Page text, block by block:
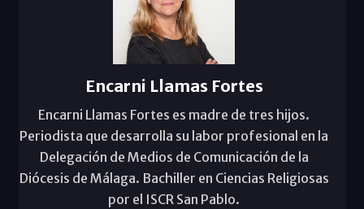
Encarni Llamas Fortes
Encarni Llamas Fortes es madre de tres hijos.
Periodista que desarrolla su labor profesional en la
Delegación de Medios de Comunicación de la
Diócesis de Málaga. Bachiller en Ciencias Religiosas
por el ISCR San Pablo.